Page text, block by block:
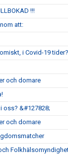
!!!
att:
i Covid-19 tider?
och domare
oss? &#127828;
och domare